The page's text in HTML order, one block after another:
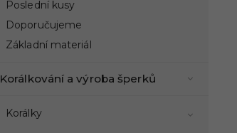
Poslední kusy
Doporučujeme
Základní materiál
Korálkování a výroba šperků
Korálky